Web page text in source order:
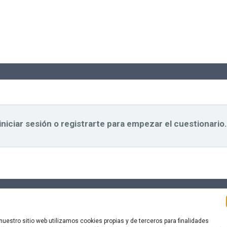
sitio web utilizamos cookies propias y de terceros para finalidades
sesión o registrarte para empezar el cuestionario.